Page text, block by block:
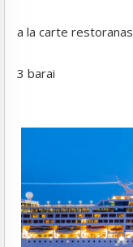
a la carte restoranas
3 barai